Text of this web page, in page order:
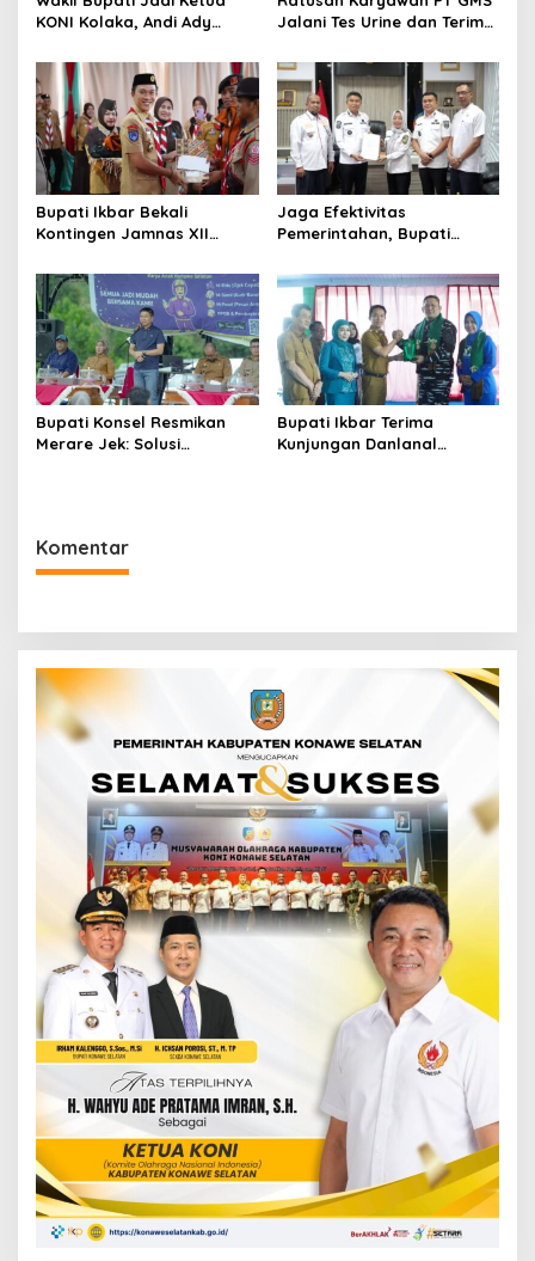
KONI Kolaka, Andi Ady
Atlet
Jalani Tes Urine dan Terima
Kendari
Bupati Ikbar Bekali
Kontingen Jamnas XII
Kepemimpinan Dan
Nasionalisme
Jaga Efektivitas
Pemerintahan, Bupati
Tunjuk Narlian Jadi Plh
Sekda
Bupati Konsel Resmikan
Merare Jek: Solusi
Bupati Ikbar Terima
Kunjungan Danlanal
Komentar